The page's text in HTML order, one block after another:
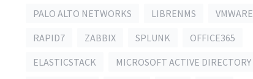
PALO ALTO NETWORKS LIBRENMS
VMWARE
RAPID7
ZABBIX SPLUNK
OFFICE365
ELASTICSTACK
MICROSOFT ACTIVE DIRECTORY